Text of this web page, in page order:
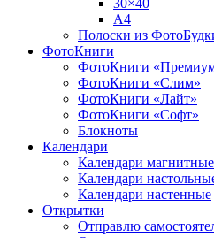
30×40
A4
Полоски из
ФотоКниги
ФотоКниги
ФотоКниги «Слим»
ФотоКниги «Лайт»
ФотоКниги «Софт»
Блокноты
Календари
Календари магнитные
Календари
Календари настенные
Открытки
Отправлю